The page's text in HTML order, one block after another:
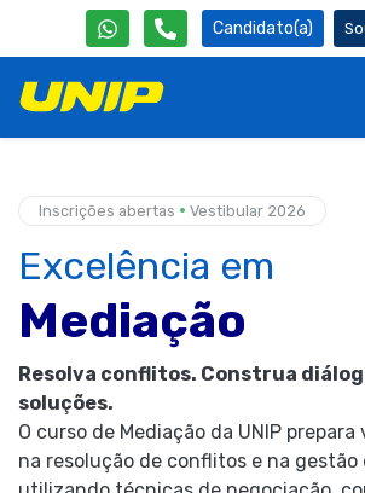
Candidato(a)
Inscrições abertas • Vestibular 2026
Excelência em
Mediação
Resolva conflitos. Construa
soluções.
O curso de Mediação da UNIP
na resolução de conflitos e na gestão